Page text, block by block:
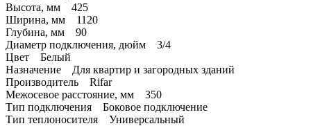
Высота, мм 425
Ширина, мм 1120
Глубина, мм 90
Диаметр подключения, дюйм 3/4
Цвет Белый
Назначение Для квартир и загородных зданий
Производитель Rifar
Межосевое расстояние, мм 350
Тип подключения Боковое подключение
Тип теплоносителя Универсальный